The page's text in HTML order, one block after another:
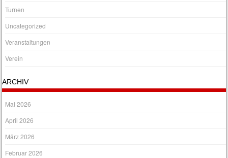
Turnen
Uncategorized
Veranstaltungen
Verein
ARCHIV
Mai 2026
April 2026
März 2026
Februar 2026